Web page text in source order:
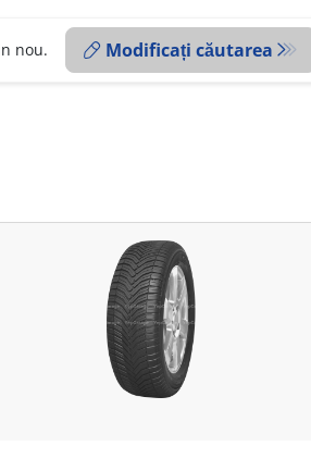
nou. Modificați căutarea